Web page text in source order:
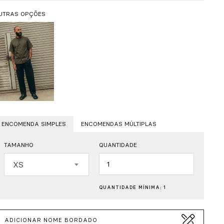
OPÇÕES
ENCOMENDA SIMPLES ENCOMENDAS MÚLTIPLAS
TAMANHO
XS
QUANTIDADE
QUANTIDADE MÍNIMA: 1
ADICIONAR NOME BORDADO